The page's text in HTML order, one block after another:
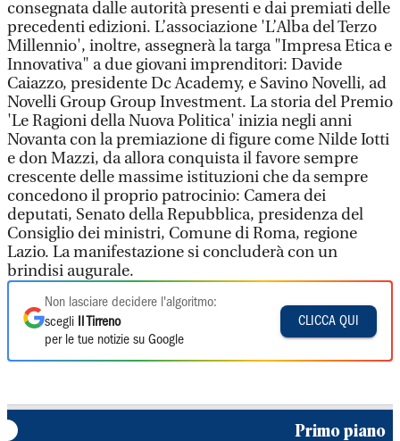
consegnata dalle autorità presenti e dai premiati delle
precedenti edizioni. L’associazione 'L’Alba del Terzo
Millennio', inoltre, assegnerà la targa "Impresa Etica e
Innovativa" a due giovani imprenditori: Davide
Caiazzo, presidente Dc Academy, e Savino Novelli, ad
Novelli Group Group Investment. La storia del Premio
'Le Ragioni della Nuova Politica' inizia negli anni
Novanta con la premiazione di figure come Nilde Iotti
e don Mazzi, da allora conquista il favore sempre
crescente delle massime istituzioni che da sempre
concedono il proprio patrocinio: Camera dei
deputati, Senato della Repubblica, presidenza del
Consiglio dei ministri, Comune di Roma, regione
Lazio. La manifestazione si concluderà con un
brindisi augurale.
Non lasciare decidere l'algoritmo:
scegli
Il Tirreno
per le tue notizie su Google
CLICCA QUI
Primo piano